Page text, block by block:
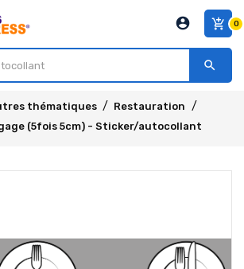
add_shopping_cart 0
account_circle
search
thématiques
Restauration
(5fois 5cm) - Sticker/autocollant